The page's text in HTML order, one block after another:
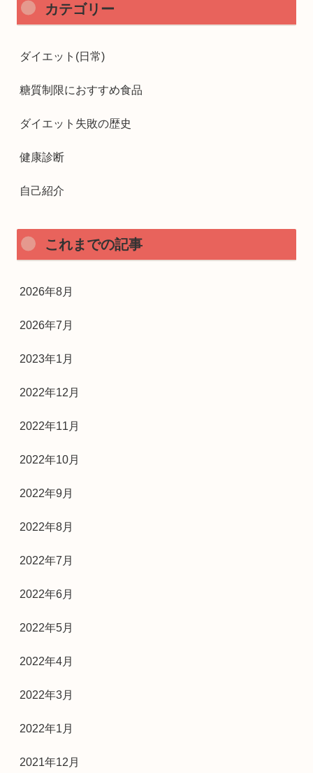
カテゴリー
ダイエット(日常)
糖質制限におすすめ食品
ダイエット失敗の歴史
健康診断
自己紹介
これまでの記事
2026年8月
2026年7月
2023年1月
2022年12月
2022年11月
2022年10月
2022年9月
2022年8月
2022年7月
2022年6月
2022年5月
2022年4月
2022年3月
2022年1月
2021年12月